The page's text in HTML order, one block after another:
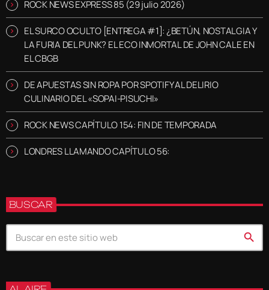
ROCK NEWS EXPRESS 85 (29 julio 2026)
EL SURCO OCULTO [ENTREGA #1]: ¿BETÚN, NOSTALGIA Y
LA FURIA DEL PUNK? EL ECO INMORTAL DE JOHN CALE EN
EL CBGB
DE APUESTAS SIN ROPA POR SPOTIFY AL DELIRIO
CULINARIO DEL «SOPAI-PISUCHI»
ROCK NEWS CAPÍTULO 154: FIN DE TEMPORADA
LONDRES LLAMANDO CAPÍTULO 56:
BUSCAR
search